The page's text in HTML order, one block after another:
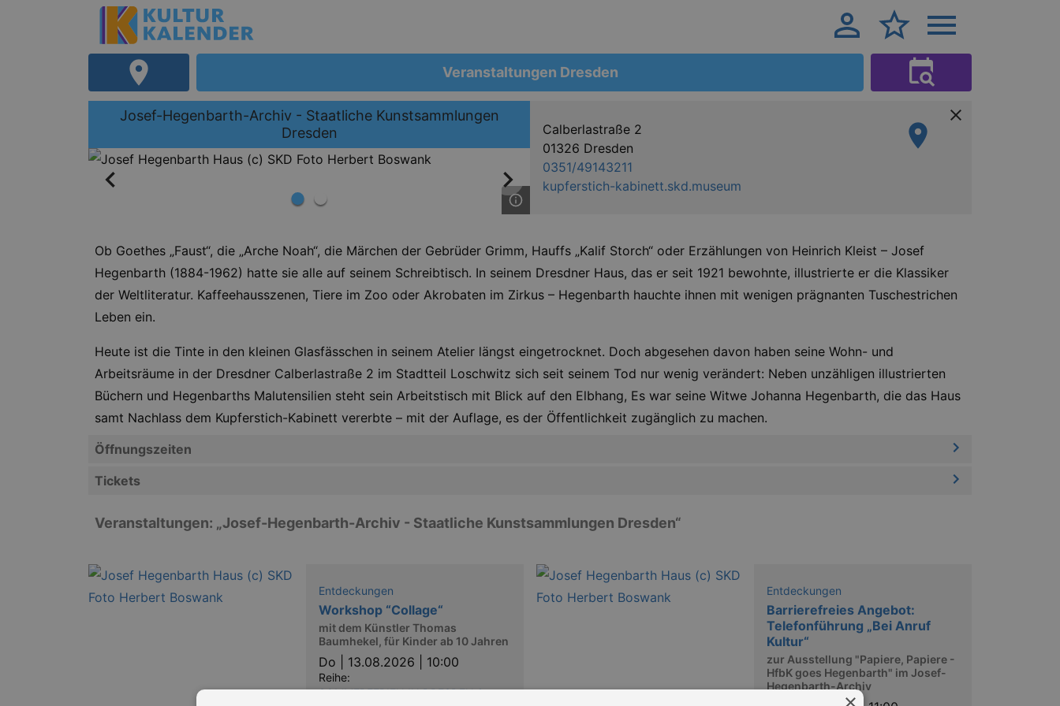
Veranstaltungen Dresden
Josef-Hegenbarth-Archiv - Staatliche Kunstsammlungen
Dresden
Calberlastraße 2
01326 Dresden
0351/49143211
kupferstich-kabinett.skd.museum
Ob Goethes „Faust“, die „Arche Noah“, die Märchen der Gebrüder Grimm, Hauffs „Kalif Storch“ oder Erzählungen von Heinrich Kleist – Josef
Hegenbarth (1884-1962) hatte sie alle auf seinem Schreibtisch. In seinem Dresdner Haus, das er seit 1921 bewohnte, illustrierte er die Klassiker
der Weltliteratur. Kaffeehausszenen, Tiere im Zoo oder Akrobaten im Zirkus – Hegenbarth hauchte ihnen mit wenigen prägnanten Tuschestrichen
Leben ein.
Heute ist die Tinte in den kleinen Glasfässchen in seinem Atelier längst eingetrocknet. Doch abgesehen davon haben seine Wohn- und
Arbeitsräume in der Dresdner Calberlastraße 2 im Stadtteil Loschwitz sich seit seinem Tod nur wenig verändert: Neben unzähligen illustrierten
Büchern und Hegenbarths Malutensilien steht sein Arbeitstisch mit Blick auf den Elbhang, Es war seine Witwe Johanna Hegenbarth, die das Haus
samt Nachlass dem Kupferstich-Kabinett vererbte – mit der Auflage, es der Öffentlichkeit zugänglich zu machen.
Öffnungszeiten
Tickets
Veranstaltungen: „Josef-Hegenbarth-Archiv - Staatliche Kunstsammlungen Dresden“
Entdeckungen
Workshop “Collage“
mit dem Künstler Thomas
Baumhekel, für Kinder ab 10 Jahren
Do | 13.08.2026 | 10:00
Reihe:
SOMMERFERIEN IN DRESDEN &
Entdeckungen
Barrierefreies Angebot:
Telefonführung „Bei Anruf
Kultur“
zur Ausstellung "Papiere, Papiere -
HfbK goes Hegenbarth" im Josef-
Hegenbarth-Archiv